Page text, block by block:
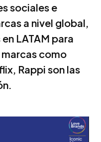
sociales e
a nivel global,
LATAM para
como
Rappi son las